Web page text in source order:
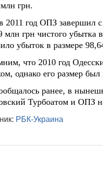
грн.
2011 год ОПЗ завершил
млн грн чистого убытка
убыток в размере
что 2010 год
однако его размер
ранее, в
Турбоатом и ОПЗ
РБК-Украина